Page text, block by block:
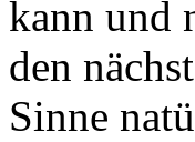
kann und
den
Sinne